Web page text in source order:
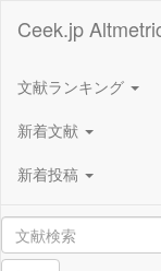
Ceek.jp
文献ランキング
新着文献
新着投稿